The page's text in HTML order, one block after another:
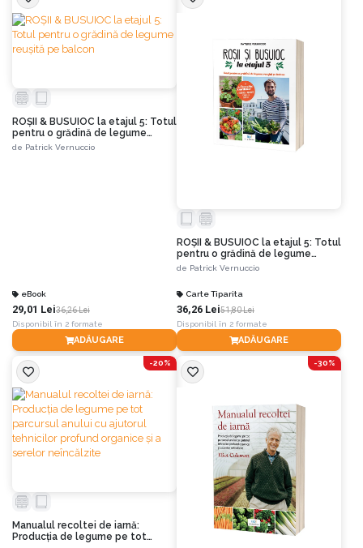
ROȘII & BUSUIOC la etajul 5: Totul
pentru o grădină de legume
reușită pe balcon
de Patrick Vernuccio
eBook
29,01 Lei36,26 Lei
Disponibil în 2 formate
ADĂUGARE
ROȘII & BUSUIOC la etajul 5: Totul
pentru o grădină de legume
reușită pe balcon
de Patrick Vernuccio
Carte Tiparita
36,26 Lei51,80 Lei
Disponibil în 2 formate
ADĂUGARE
-20%
Manualul recoltei de iarnă:
Producția de legume pe tot
-30%